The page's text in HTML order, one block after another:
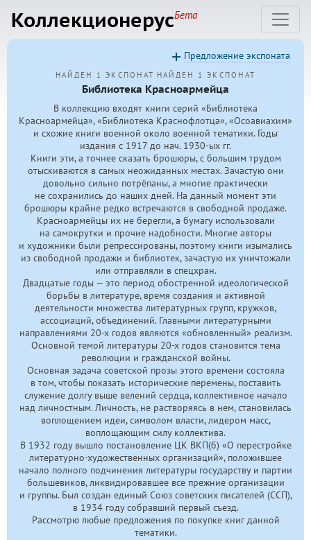
КоллекционерусБета
НАЙДЕН 1 ЭКСПОНАТ НАЙДЕН 1 ЭКСПОНАТ
Библиотека Красноармейца
В коллекцию входят книги серий «Библиотека
Красноармейца», «Библиотека Краснофлотца», «Осоавиахим»
и схожие книги военной около военной тематики. Годы
издания с 1917 до нач. 1930-ых гг.
Книги эти, а точнее сказать брошюры, с большим трудом
отыскиваются в самых неожиданных местах. Зачастую они
довольно сильно потрёпаны, а многие практически
не сохранились до наших дней. На данный момент эти
брошюры крайне редко встречаются в свободной продаже.
Красноармейцы их не берегли, а бумагу использовали
на самокрутки и прочие надобности. Многие авторы
и художники были репрессированы, поэтому книги изымались
из свободной продажи и библиотек, зачастую их уничтожали
или отправляли в спецхран.
Двадцатые годы — это период обостренной идеологической
борьбы в литературе, время создания и активной
деятельности множества литературных групп, кружков,
ассоциаций, объединений. Главными литературными
направлениями 20-хгодов являются «обновленный» реализм.
Основной темой литературы 20-хгодов становится тема
революции и гражданской войны.
Основная задача советской прозы этого времени состояла
в том, чтобы показать исторические перемены, поставить
служение долгу выше велений сердца, коллективное начало
над личностным. Личность, не растворяясь в нем, становилась
воплощением идеи, символом власти, лидером масс,
воплощающим силу коллектива.
В 1932 году вышло постановление ЦК ВКП(б) «О перестройке
литературно-художественных организаций», положившее
начало полного подчинения литературы государству и партии
большевиков, ликвидировавшее все прежние организации
и группы. Был создан единый Союз советских писателей (ССП),
в 1934 году собравший первый съезд.
Рассмотрю любые предложения по покупке книг данной
тематики.
Предложение экспоната